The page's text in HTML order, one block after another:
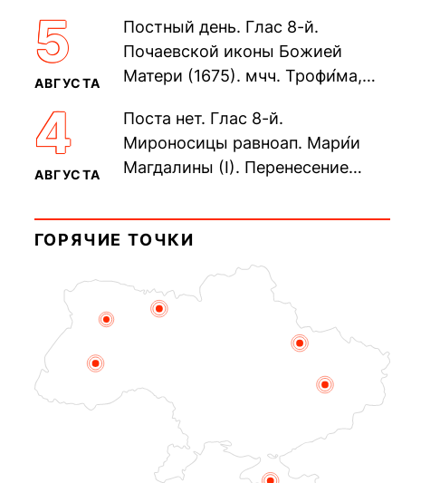
Дави́да (1015). Прп....
5
АВГУСТА
Постный день. Глас 8-й.
Почаевской иконы Божией
Матери (1675). мчч. Трофи́ма,
мучеников (284–305). прав.
воина Фео́дора...
4
АВГУСТА
Поста нет. Глас 8-й.
Мироносицы равноап. Мари́и
Магдалины (I). Перенесение
Синопского (403–404). Прп.
Корни́лия...
ГОРЯЧИЕ ТОЧКИ